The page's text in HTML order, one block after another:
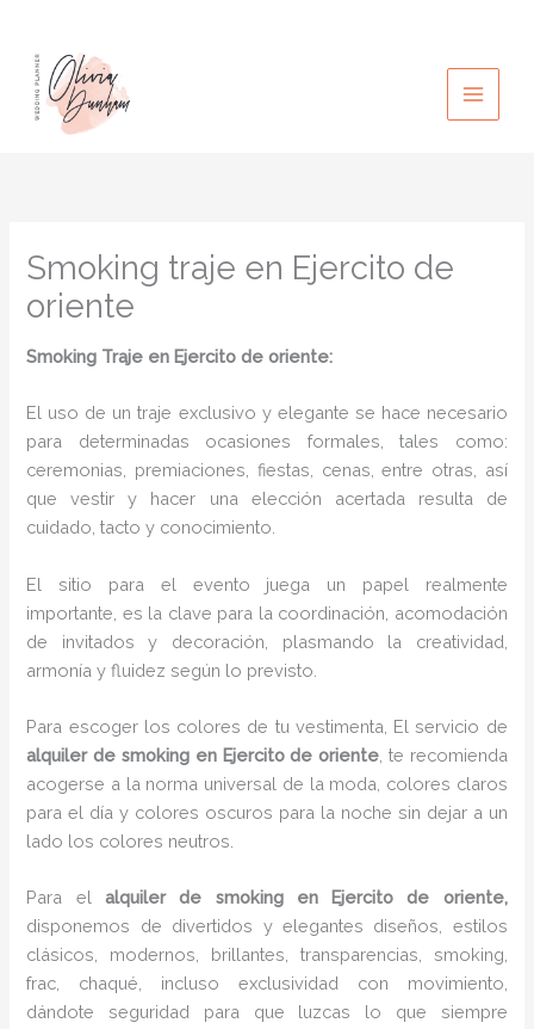
contenido
Smoking traje en Ejercito de
oriente
Smoking Traje en Ejercito de oriente:
El uso de un traje exclusivo y elegante se hace necesario
para determinadas ocasiones formales, tales como:
ceremonias, premiaciones, fiestas, cenas, entre otras, así
que vestir y hacer una elección acertada resulta de
cuidado, tacto y conocimiento.
El sitio para el evento juega un papel realmente
importante, es la clave para la coordinación, acomodación
de invitados y decoración, plasmando la creatividad,
armonía y fluidez según lo previsto.
Para escoger los colores de tu vestimenta, El servicio de
alquiler de smoking en Ejercito de oriente , te recomienda
acogerse a la norma universal de la moda, colores claros
para el día y colores oscuros para la noche sin dejar a un
lado los colores neutros.
Para el alquiler de smoking
en Ejercito de oriente,
disponemos de divertidos y elegantes diseños, estilos
clásicos, modernos, brillantes, transparencias, smoking,
frac, chaqué, incluso exclusividad con movimiento,
dándote seguridad para que luzcas lo que siempre